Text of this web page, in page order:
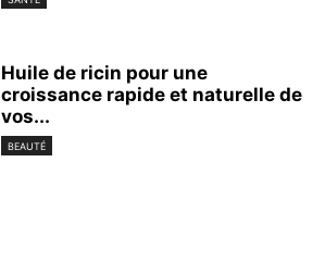
Huile de ricin pour une
croissance rapide et naturelle de
vos...
BEAUTÉ